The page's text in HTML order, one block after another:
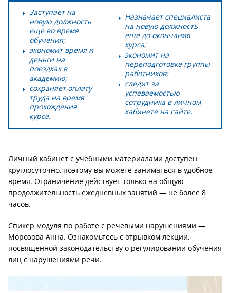
Заступает на
новую должность
еще во время
обучения;
экономит время и
деньги на
поездках в
академию;
сохраняет оплату
труда на время
прохождения
курса.
Назначает специалиста
на новую должность
еще до окончания
курса;
экономит на
переподготовке группы
работников;
следит за
успеваемостью
сотрудника в личном
кабинете на сайте.
Личный кабинет с учебными материалами доступен
круглосуточно, поэтому вы можете заниматься в удобное
время. Ограничение действует только на общую
продолжительность ежедневных занятий — не более 8
часов.
Спикер модуля по работе с речевыми нарушениями —
Морозова Анна. Ознакомьтесь с отрывком лекции,
посвященной законодательству о регулировании обучения
лиц с нарушениями речи.